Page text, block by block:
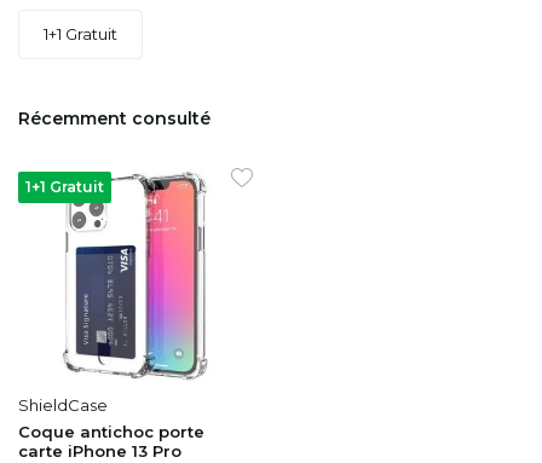
1+1 Gratuit
Récemment consulté
1+1 Gratuit
ShieldCase
Coque antichoc porte
carte iPhone 13 Pro